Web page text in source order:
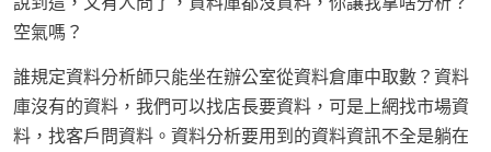
空氣嗎？
誰規定資料分析師只能坐在辦公室從資料倉庫中取數？資料
庫沒有的資料，我們可以找店長要資料，可是上網找市場資
料，找客戶問資料。資料分析要用到的資料資訊不全是躺在